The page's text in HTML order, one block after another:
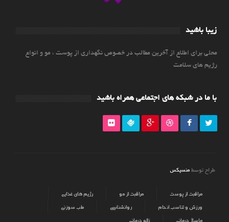
زیبا باشید
محلی برای اطلاع از آخرین مطالب در خصوص نگهداری از پوست ، مو و انواع
رژیم های سلامت
با ما در شبکه های اجتماعی همراه باشید
طراح توسط منسیکس
مراقبت از پوست مراقبت از مو
رژیم های غذایی
ورزش و تناسب اندام
روانشناسی
طب سوزنی
ماساژ درمانی
زالو درمانی